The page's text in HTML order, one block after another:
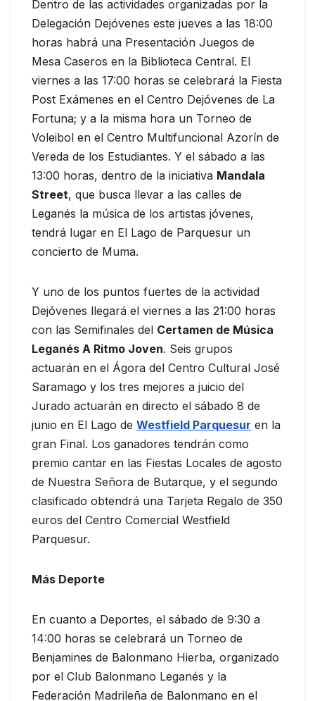
Dentro de las actividades organizadas por la
Delegación Dejóvenes este jueves a las 18:00
horas habrá una Presentación Juegos de
Mesa Caseros en la Biblioteca Central. El
viernes a las 17:00 horas se celebrará la Fiesta
Post Exámenes en el Centro Dejóvenes de La
Fortuna; y a la misma hora un Torneo de
Voleibol en el Centro Multifuncional Azorín de
Vereda de los Estudiantes. Y el sábado a las
13:00 horas, dentro de la iniciativa Mandala
Street, que busca llevar a las calles de
Leganés la música de los artistas jóvenes,
tendrá lugar en El Lago de Parquesur un
concierto de Muma.
Y uno de los puntos fuertes de la actividad
Dejóvenes llegará el viernes a las 21:00 horas
con las Semifinales del Certamen de Música
Leganés A Ritmo Joven. Seis grupos
actuarán en el Ágora del Centro Cultural José
Saramago y los tres mejores a juicio del
Jurado actuarán en directo el sábado 8 de
junio en El Lago de Westfield Parquesur en la
gran Final. Los ganadores tendrán como
premio cantar en las Fiestas Locales de agosto
de Nuestra Señora de Butarque, y el segundo
clasificado obtendrá una Tarjeta Regalo de 350
euros del Centro Comercial Westfield
Parquesur.
Más Deporte
En cuanto a Deportes, el sábado de 9:30 a
14:00 horas se celebrará un Torneo de
Benjamines de Balonmano Hierba, organizado
por el Club Balonmano Leganés y la
Federación Madrileña de Balonmano en el